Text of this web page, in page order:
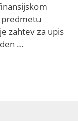
predmetu
zahtev za upis
…